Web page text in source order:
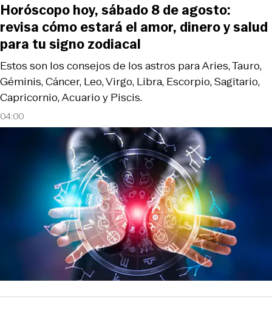
04:00
Estos son los consejos de los astros para Aries, Tauro,
Géminis, Cáncer, Leo, Virgo, Libra, Escorpio, Sagitario,
Capricornio, Acuario y Piscis.
Horóscopo hoy, sábado 8 de agosto:
revisa cómo estará el amor, dinero y salud
para tu signo zodiacal